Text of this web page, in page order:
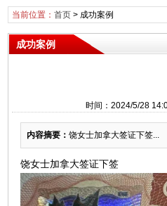
当前位置： 首页> 成功案例
成功案例
时间：2024/5/28
内容摘要： 饶女士加拿大签证下签...
饶女士加拿大签证下签